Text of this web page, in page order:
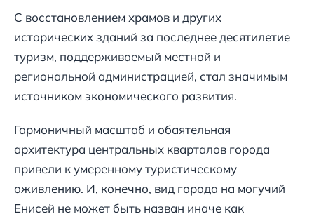
С восстановлением храмов и других
исторических зданий за последнее десятилетие
туризм, поддерживаемый местной и
региональной администрацией, стал значимым
источником экономического развития.
Гармоничный масштаб и обаятельная
архитектура центральных кварталов города
привели к умеренному туристическому
оживлению. И, конечно, вид города на могучий
Енисей не может быть назван иначе как